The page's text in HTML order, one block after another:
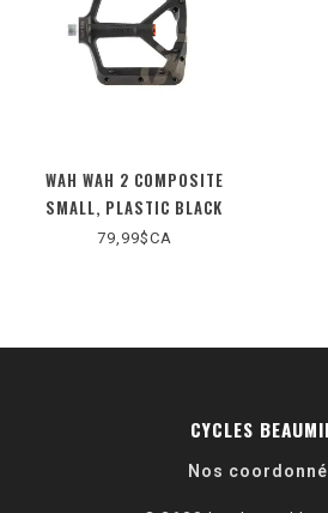
WAH WAH 2 COMPOSITE
SMALL, PLASTIC BLACK
79,99$CA
CYCLES
Nos